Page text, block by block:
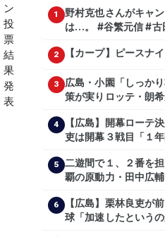
1
野村克也さんがキャ
は…。 #谷繁元信 #古
2 【カープ】ピースナ
3
広島・小園「しっか
策が実りロッテ・朗
4
【広島】開幕ローテ
吏は開幕３戦目「１
5
二遊間で１、２番を
覇の原動力・田中広
6
【広島】栗林良吏が
球「加速したという